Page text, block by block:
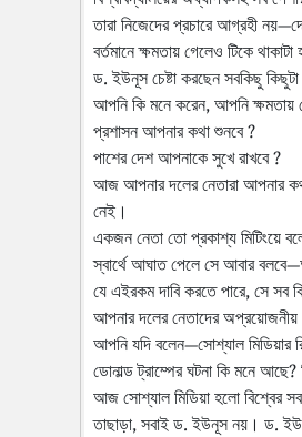
তারা নিজেদের প্রচারে আগ্রহী
বর্তমানে ক্ষমতায় গেলেও টিকে
ড. ইউনূস চেষ্টা করছেন সবকিছু
আপনি কি মনে করেন, আপনি ক্ষমতায়
প্রশাসন আপনার কথা শুনবে ?
পাশের দেশ আপনাকে সুখে রাখবে ?
আজ আপনার দলের নেতারা আপনার
নেই।
একজন নেতা তো প্রকাশ্য মিটিংয়ে
স্বার্থে আঘাত পেলে সে আবার
যে এইরকম দাবি করতে পারে, সে সব
আপনার দলের নেতাদের অপ্রয়োজনীয়
আপনি যদি বলেন—সোশ্যাল মিডিয়ার
ডোনাল্ড ট্রাম্পের ঘটনা কি মনে আছে?
আজ সোশ্যাল মিডিয়া হলো বিশ্বের
তাছাড়া, সবাই ড. ইউনূস নয়। ড.